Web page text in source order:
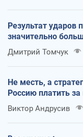
Результат ударов
значительно
Дмитрий Томчук
Не месть, а
Россию платить за
Виктор Андрусив